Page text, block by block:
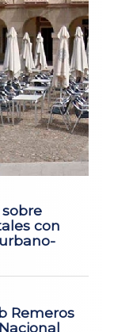
con
Remeros